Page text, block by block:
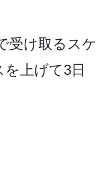
受け取­るスケ
上げて3日